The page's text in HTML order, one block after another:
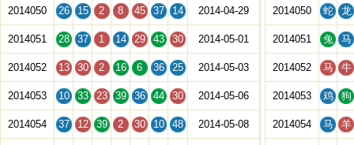
2014050 26 15 2 8 45 37 14 2014-04-29
2014051 28 37 1 14 29 43 30 2014-05-01
2014052 13 30 2 16 6 36 25 2014-05-03
2014053 10 33 23 39 36 44 30 2014-05-06
2014054 37 12 39 2 30 10 48 2014-05-08
2014050 蛇 龙
2014051 兔 马
2014052 马 牛
2014053 鸡 狗
2014054 马 羊